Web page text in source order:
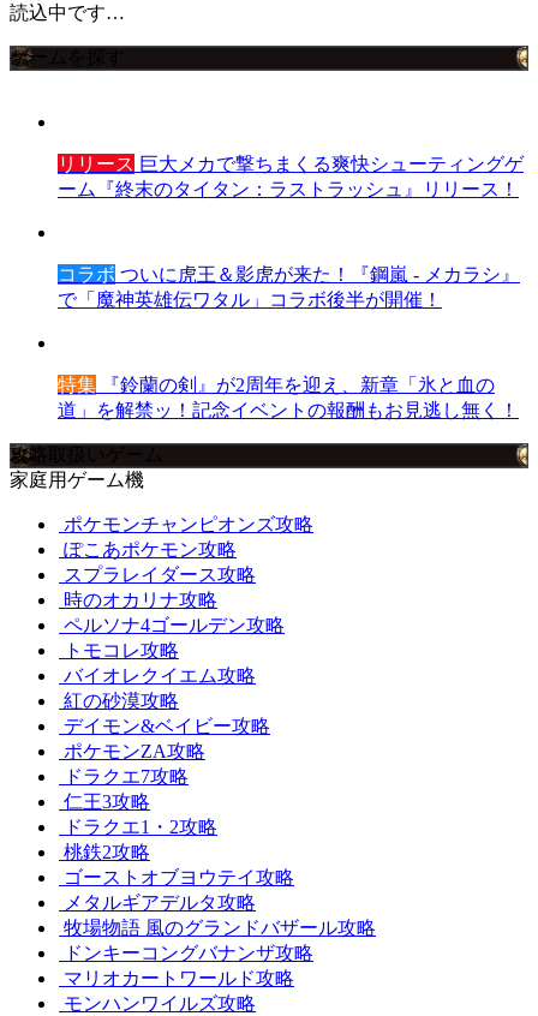
読込中です…
ゲームを探す
リリース 巨大メカで撃ちまくる爽快シューティングゲ
ーム『終末のタイタン：ラストラッシュ』リリース！
コラボ ついに虎王＆影虎が来た！『鋼嵐 - メカラシ』
で「魔神英雄伝ワタル」コラボ後半が開催！
特集 『鈴蘭の剣』が2周年を迎え、新章「氷と血の
道」を解禁ッ！記念イベントの報酬もお見逃し無く！
攻略取扱いゲーム
家庭用ゲーム機
ポケモンチャンピオンズ攻略
ぽこあポケモン攻略
スプラレイダース攻略
時のオカリナ攻略
ペルソナ4ゴールデン攻略
トモコレ攻略
バイオレクイエム攻略
紅の砂漠攻略
デイモン&ベイビー攻略
ポケモンZA攻略
ドラクエ7攻略
仁王3攻略
ドラクエ1・2攻略
桃鉄2攻略
ゴーストオブヨウテイ攻略
メタルギアデルタ攻略
牧場物語 風のグランドバザール攻略
ドンキーコングバナンザ攻略
マリオカートワールド攻略
モンハンワイルズ攻略